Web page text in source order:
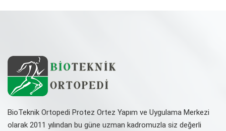
BioTeknik Ortopedi Protez Ortez Yapım ve Uygulama Merkezi
olarak 2011 yılından bu güne uzman kadromuzla siz değerli